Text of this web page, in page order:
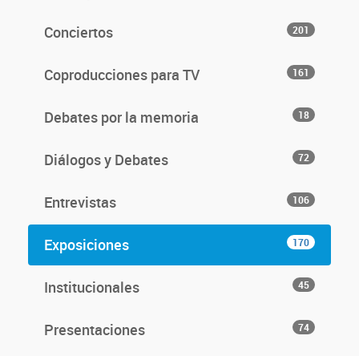
Conciertos 201
Coproducciones para TV 161
Debates por la memoria 18
Diálogos y Debates 72
Entrevistas 106
Exposiciones 170
Institucionales 45
Presentaciones 74